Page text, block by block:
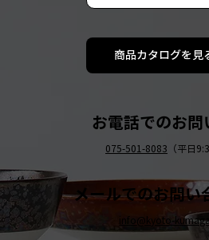
商品カタログを見
お電話でのお問
075-501-8083 （平日
メールでのお問い
info@kyoto-